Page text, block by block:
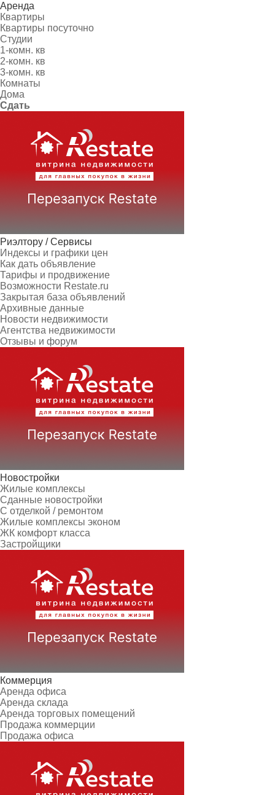
Аренда
Квартиры
Квартиры посуточно
Студии
1-комн. кв
2-комн. кв
3-комн. кв
Комнаты
Дома
Сдать
Риэлтору / Сервисы
Индексы и графики цен
Как дать объявление
Тарифы и продвижение
Возможности Restate.ru
Закрытая база объявлений
Архивные данные
Новости недвижимости
Агентства недвижимости
Отзывы и форум
Новостройки
Жилые комплексы
Сданные новостройки
С отделкой / ремонтом
Жилые комплексы эконом
ЖК комфорт класса
Застройщики
Коммерция
Аренда офиса
Аренда склада
Аренда торговых помещений
Продажа коммерции
Продажа офиса